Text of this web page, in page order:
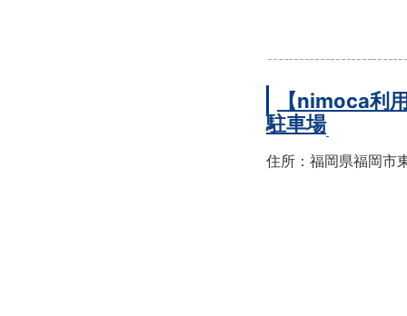
【nimoca利
駐車場
住所：福岡県福岡市